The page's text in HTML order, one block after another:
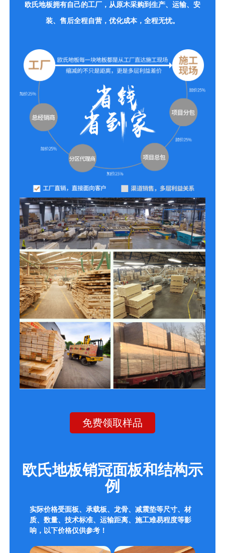
欧氏地板拥有自己的工厂，从原木采购到生产、运输、安
装、售后全程自营，优化成本，全程无忧。
免费领取样品
欧氏地板销冠面板和结构示
例
实际价格受面板、承载板、龙骨、减震垫等尺寸、材
质、数量、技术标准、运输距离、施工难易程度等影
响，以下价格仅供参考！